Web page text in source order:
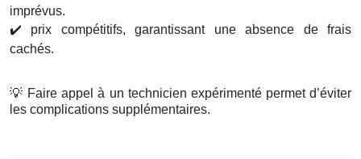
imprévus.
✔️ prix compétitifs, garantissant une absence de frais
cachés.
💡 Faire appel à un technicien expérimenté permet d’éviter
les complications supplémentaires.